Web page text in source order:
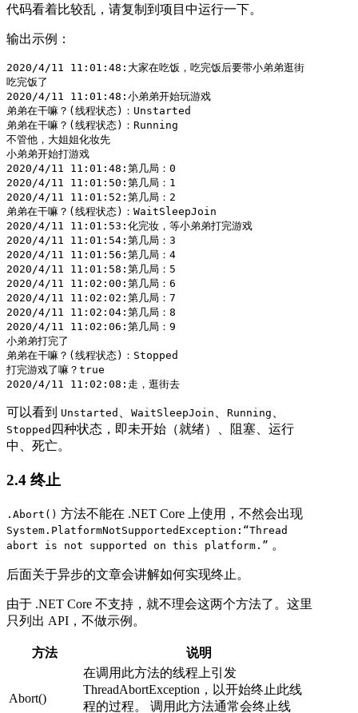
代码看着比较乱，请复制到项目中运行一下。
输出示例：
2020/4/11 11:01:48:大家在吃饭，吃完饭后要带小弟弟逛街
吃完饭了
2020/4/11 11:01:48:小弟弟开始玩游戏
弟弟在干嘛？(线程状态)：Unstarted
弟弟在干嘛？(线程状态)：Running
不管他，大姐姐化妆先
小弟弟开始打游戏
2020/4/11 11:01:48:第几局：0
2020/4/11 11:01:50:第几局：1
2020/4/11 11:01:52:第几局：2
弟弟在干嘛？(线程状态)：WaitSleepJoin
2020/4/11 11:01:53:化完妆，等小弟弟打完游戏
2020/4/11 11:01:54:第几局：3
2020/4/11 11:01:56:第几局：4
2020/4/11 11:01:58:第几局：5
2020/4/11 11:02:00:第几局：6
2020/4/11 11:02:02:第几局：7
2020/4/11 11:02:04:第几局：8
2020/4/11 11:02:06:第几局：9
小弟弟打完了
弟弟在干嘛？(线程状态)：Stopped
打完游戏了嘛？true
可以看到 Unstarted WaitSleepJoin Running
Stopped 四种状态，即未开始（就绪）、阻塞、运行
中、死亡。
2.4 终止
.Abort() 方法不能在 .NET Core 上使用，不然会出现
System.PlatformNotSupportedException:“Thread
abort is not supported on this platform.” 。
后面关于异步的文章会讲解如何实现终止。
由于 .NET Core 不支持，就不理会这两个方法了。这里
只列出 API，不做示例。
方法 说明
Abort()
在调用此方法的线程上引发
ThreadAbortException，以开始终止此线
程的过程。 调用此方法通常会终止线